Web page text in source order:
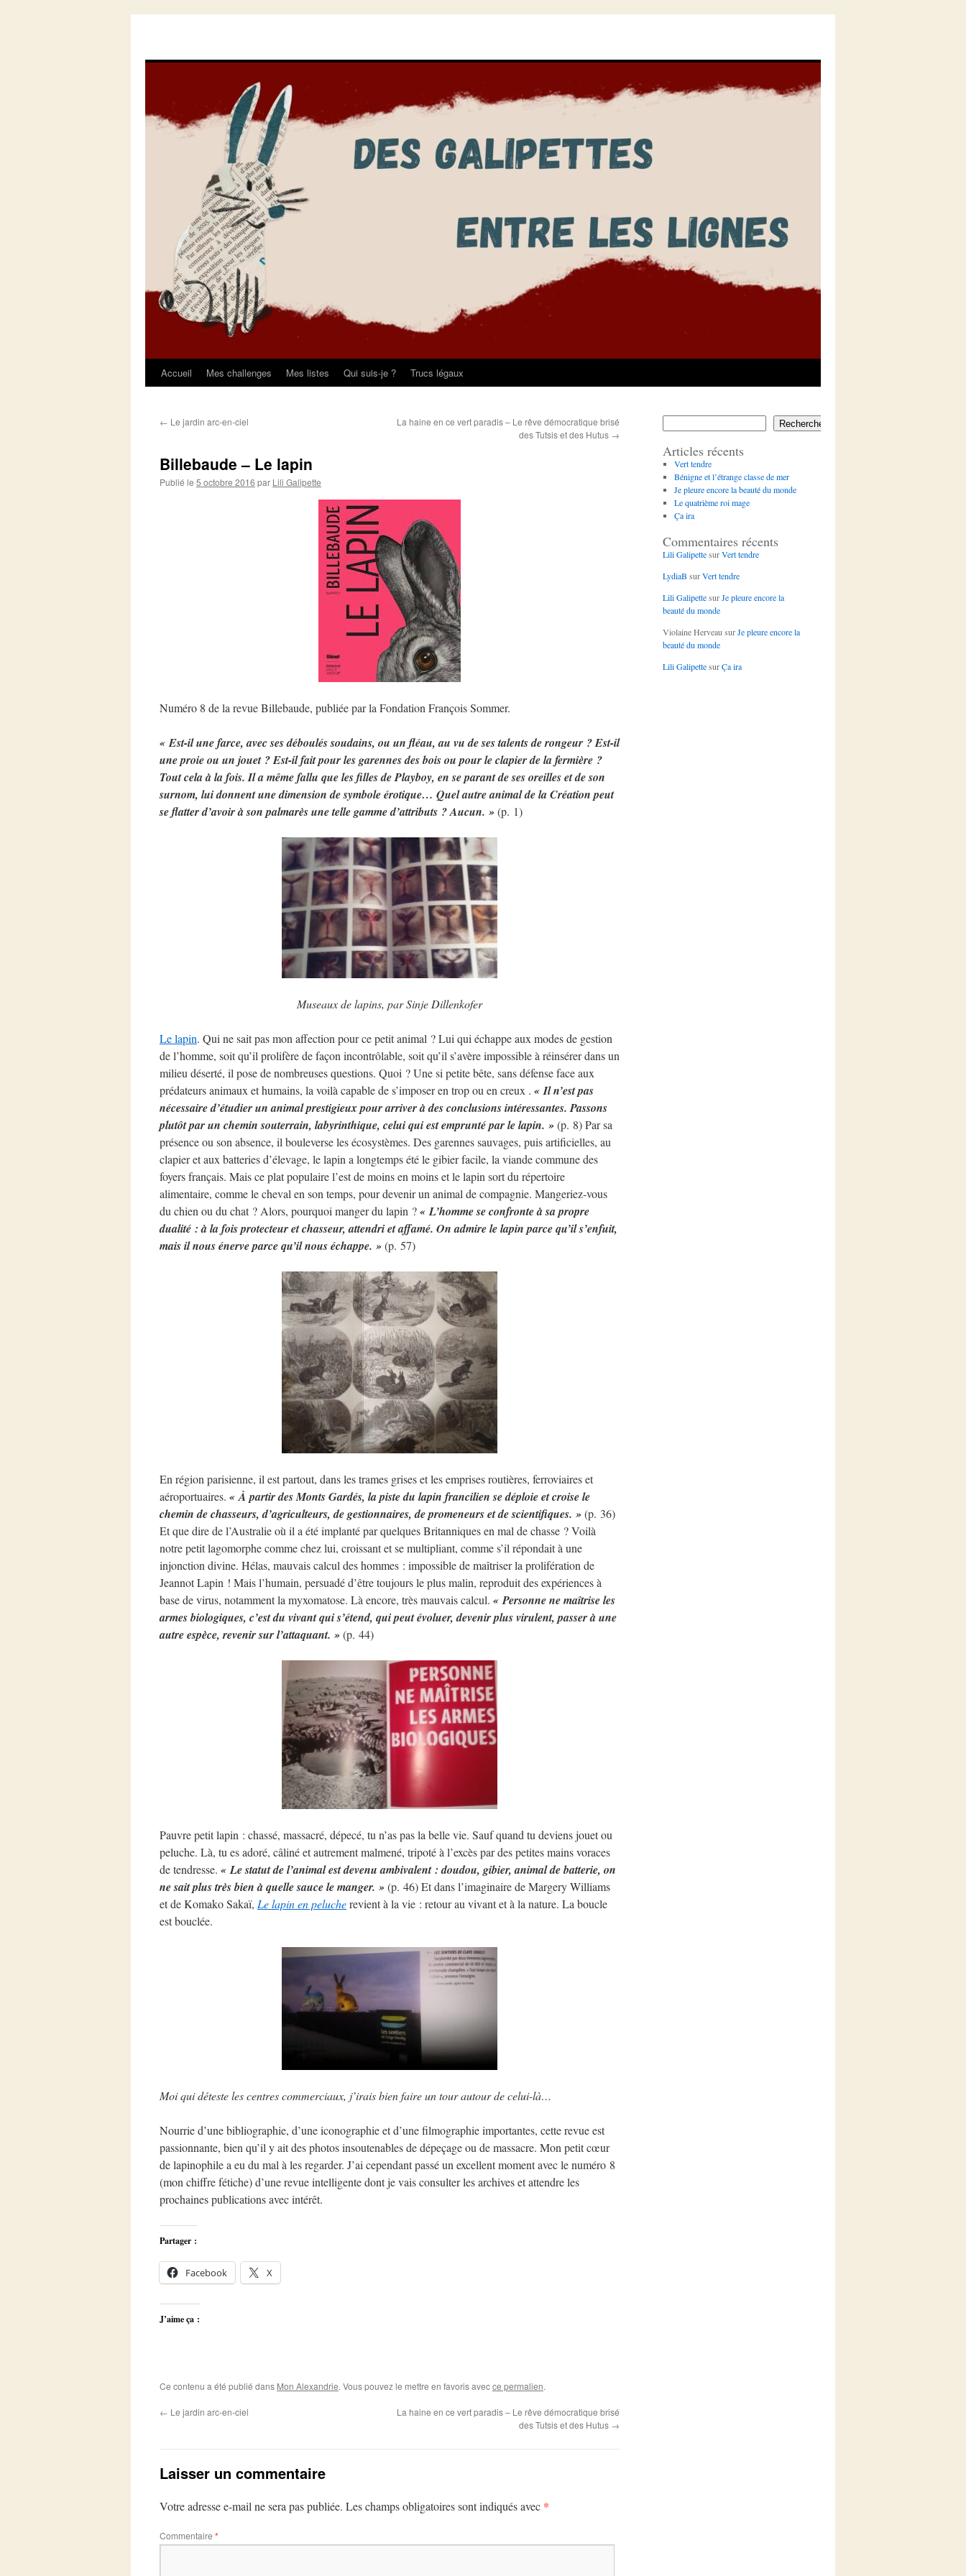
Aller
contenu
Accueil Mes challenges Mes listes Qui suis-je ? Trucs légaux
← Le jardin arc-en-ciel
La haine en ce vert paradis – Le rêve démocratique brisé
des Tutsis et des Hutus →
Billebaude – Le lapin
Publié le 5 octobre 2016 par Lili Galipette
Numéro 8 de la revue Billebaude, publiée par la Fondation François Sommer.
« Est-il une farce, avec ses déboulés soudains, ou un fléau, au vu de ses talents de rongeur ? Est-il
une proie ou un jouet ? Est-il fait pour les garennes des bois ou pour le clapier de la fermière ?
Tout cela à la fois. Il a même fallu que les filles de Playboy, en se parant de ses oreilles et de son
surnom, lui donnent une dimension de symbole érotique… Quel autre animal de la Création peut
se flatter d’avoir à son palmarès une telle gamme d’attributs ? Aucun. »(p. 1)
Museaux de lapins, par Sinje Dillenkofer
Le lapin. Qui ne sait pas mon affection pour ce petit animal ? Lui qui échappe aux modes de gestion
de l’homme, soit qu’il prolifère de façon incontrôlable, soit qu’il s’avère impossible à réinsérer dans un
milieu déserté, il pose de nombreuses questions. Quoi ? Une si petite bête, sans défense face aux
prédateurs animaux et humains, la voilà capable de s’imposer en trop ou en creux . « Il n’est pas
nécessaire d’étudier un animal prestigieux pour arriver à des conclusions intéressantes. Passons
plutôt par un chemin souterrain, labyrinthique, celui qui est emprunté par le lapin. »(p. 8) Par sa
présence ou son absence, il bouleverse les écosystèmes. Des garennes sauvages, puis artificielles, au
clapier et aux batteries d’élevage, le lapin a longtemps été le gibier facile, la viande commune des
foyers français. Mais ce plat populaire l’est de moins en moins et le lapin sort du répertoire
alimentaire, comme le cheval en son temps, pour devenir un animal de compagnie. Mangeriez-vous
du chien ou du chat ? Alors, pourquoi manger du lapin ?« L’homme se confronte à sa propre
dualité : à la fois protecteur et chasseur, attendri et affamé. On admire le lapin parce qu’il s’enfuit,
mais il nous énerve parce qu’il nous échappe. »(p. 57)
En région parisienne, il est partout, dans les trames grises et les emprises routières, ferroviaires et
aéroportuaires. « À partir des Monts Gardés, la piste du lapin francilien se déploie et croise le
chemin de chasseurs, d’agriculteurs, de gestionnaires, de promeneurs et de scientifiques. »(p. 36)
Et que dire de l’Australie où il a été implanté par quelques Britanniques en mal de chasse ? Voilà
notre petit lagomorphe comme chez lui, croissant et se multipliant, comme s’il répondait à une
injonction divine. Hélas, mauvais calcul des hommes : impossible de maîtriser la prolifération de
Jeannot Lapin ! Mais l’humain, persuadé d’être toujours le plus malin, reproduit des expériences à
base de virus, notamment la myxomatose. Là encore, très mauvais calcul. « Personne ne maîtrise les
armes biologiques, c’est du vivant qui s’étend, qui peut évoluer, devenir plus virulent, passer à une
autre espèce, revenir sur l’attaquant. »(p. 44)
Pauvre petit lapin : chassé, massacré, dépecé, tu n’as pas la belle vie. Sauf quand tu deviens jouet ou
peluche. Là, tu es adoré, câliné et autrement malmené, tripoté à l’excès par des petites mains voraces
de tendresse. « Le statut de l’animal est devenu ambivalent : doudou, gibier, animal de batterie, on
ne sait plus très bien à quelle sauce le manger. »(p. 46) Et dans l’imaginaire de Margery Williams
et de Komako Sakaï, Le lapin en pelucherevient à la vie : retour au vivant et à la nature. La boucle
est bouclée.
Moi qui déteste les centres commerciaux, j’irais bien faire un tour autour de celui-là…
Nourrie d’une bibliographie, d’une iconographie et d’une filmographie importantes, cette revue est
passionnante, bien qu’il y ait des photos insoutenables de dépeçage ou de massacre. Mon petit cœur
de lapinophile a eu du mal à les regarder. J’ai cependant passé un excellent moment avec le numéro 8
(mon chiffre fétiche) d’une revue intelligente dont je vais consulter les archives et attendre les
prochaines publications avec intérêt.
Partager :
Facebook X
J’aime ça :
Ce contenu a été publié dans Mon Alexandrie. Vous pouvez le mettre en favoris avecce permalien.
← Le jardin arc-en-ciel
La haine en ce vert paradis – Le rêve démocratique brisé
des Tutsis et des Hutus →
Laisser un commentaire
Votre adresse e-mail ne sera pas publiée. Les champs obligatoires sont indiqués avec *
Commentaire *
Rechercher
Articles récents
Vert tendre
Bénigne et l’étrange classe de mer
Je pleure encore la beauté du monde
Le quatrième roi mage
Ça ira
Commentaires récents
Lili GalipettesurVert tendre
LydiaB surVert tendre
Lili GalipettesurJe pleure encore la
beauté du monde
Violaine Herveau surJe pleure encore la
beauté du monde
Lili GalipettesurÇa ira